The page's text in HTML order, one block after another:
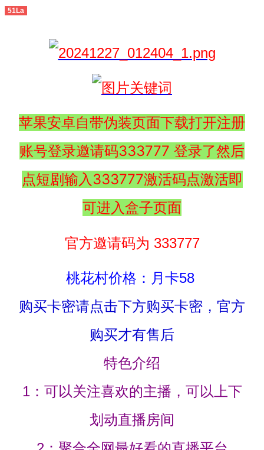
51La
苹果安卓自带伪装页面下载打开注册
账号登录邀请码333777 登录了然后
点短剧输入333777激活码点激活即
可进入盒子页面
官方邀请码为 333777
桃花村价格：月卡58
购买卡密请点击下方购买卡密，官方
购买才有售后
特色介绍
1：可以关注喜欢的主播，可以上下
划动直播房间